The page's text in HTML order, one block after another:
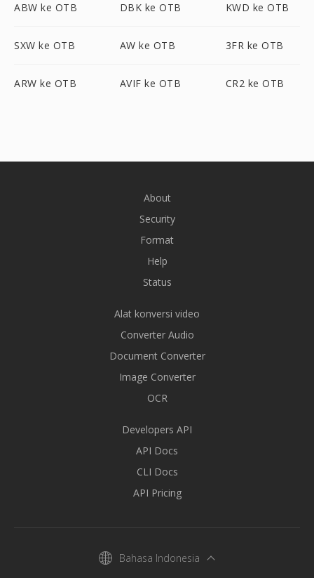
ABW ke OTB DBK ke OTB KWD ke OTB
SXW ke OTB AW ke OTB 3FR ke OTB
ARW ke OTB AVIF ke OTB CR2 ke OTB
About
Security
Format
Help
Status
Alat konversi video
Converter Audio
Document Converter
Image Converter
OCR
Developers API
API Docs
CLI Docs
API Pricing
Bahasa Indonesia